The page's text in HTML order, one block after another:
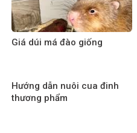
Giá dúi má đào giống
Hướng dẫn nuôi cua đinh
thương phẩm